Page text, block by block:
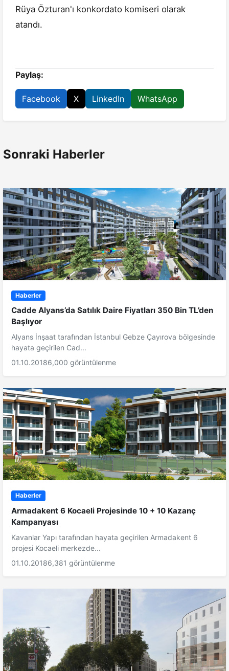
Rüya Özturan'ı konkordato komiseri olarak
atandı.
Paylaş:
Facebook X LinkedIn WhatsApp
Sonraki Haberler
Haberler
Cadde Alyans’da Satılık Daire Fiyatları 350 Bin TL’den
Başlıyor
Alyans İnşaat tarafından İstanbul Gebze Çayırova bölgesinde
hayata geçirilen Cad...
01.10.20186,000 görüntülenme
Haberler
Armadakent 6 Kocaeli Projesinde 10 + 10 Kazanç
Kampanyası
Kavanlar Yapı tarafından hayata geçirilen Armadakent 6
projesi Kocaeli merkezde...
01.10.20186,381 görüntülenme